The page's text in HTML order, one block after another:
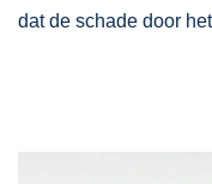
dat de schade door